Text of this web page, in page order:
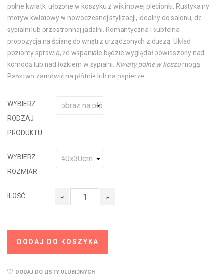
polne kwiatki ułożone w koszyku z wiklinowej plecionki. Rustykalny
motyw kwiatowy w nowoczesnej stylizacji, idealny do salonu, do
sypialni lub przestronnej jadalni. Romantyczna i subtelna
propozycja na ścianę do wnętrz urządzonych z duszą. Układ
poziomy sprawia, że wspaniale będzie wyglądał powieszony nad
komodą lub nad łóżkiem w sypialni. Kwiaty polne w koszumogą
Państwo zamówić na płótnie lub na papierze.
WYBIERZ
RODZAJ
PRODUKTU
WYBIERZ
ROZMIAR
ILOŚĆ
DODAJ DO KOSZYKA
DODAJ DO LISTY ULUBIONYCH